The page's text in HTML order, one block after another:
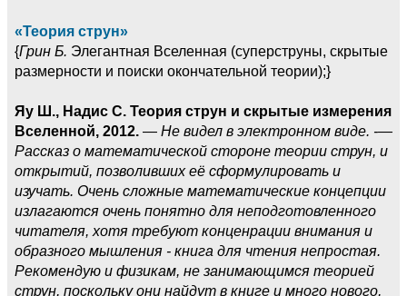
«Теория струн»
{Грин Б. Элегантная Вселенная (суперструны, скрытые
размерности и поиски окончательной теории);}
Яу Ш., Надис С. Теория струн и скрытые измерения
Вселенной, 2012. — Не видел в электронном виде. -—
Рассказ о математической стороне теории струн, и
открытий, позволивших её сформулировать и
изучать. Очень сложные математические концепции
излагаются очень понятно для неподготовленного
читателя, хотя требуют конценрации внимания и
образного мышления - книга для чтения непростая.
Рекомендую и физикам, не занимающимся теорией
струн, поскольку они найдут в книге и много нового,